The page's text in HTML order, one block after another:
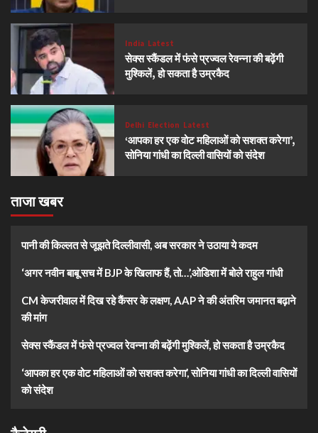
India Latest
सेक्स स्कैंडल में फंसे प्रज्वल रेवन्ना की बढ़ेंगी
मुश्किलें, हो सकता है उम्रकैद
Delhi Election Latest
‘आपका हर एक वोट महिलाओं को सशक्त करेगा’,
सोनिया गांधी का दिल्ली वासियों को संदेश
ताजा खबर
पानी की किल्लत से जूझते दिल्लीवासी, अब सरकार ने उठाया ये कदम
‘अगर नवीन बाबू सच में BJP के खिलाफ हैं, तो…’,ओडिशा में बोले राहुल गांधी
CM केजरीवाल में दिख रहे कैंसर के लक्षण, AAP ने की अंतरिम जमानत बढ़ाने
की मांग
सेक्स स्कैंडल में फंसे प्रज्वल रेवन्ना की बढ़ेंगी मुश्किलें, हो सकता है उम्रकैद
‘आपका हर एक वोट महिलाओं को सशक्त करेगा’, सोनिया गांधी का दिल्ली वासियों
को संदेश